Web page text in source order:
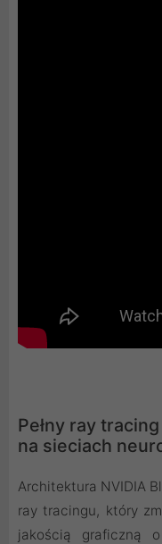
Pełny ray
na sieciach
Architektura NVIDIA
ray tracingu, który
jakością graficzną